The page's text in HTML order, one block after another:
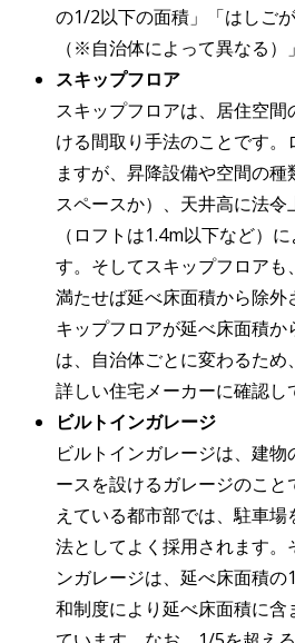
の1/2以下の面積」「はしご
（※自治体によって異なる）
スキップフロア
スキップフロアは、居住空間
ける間取り手法のことです。
ますが、昇降設備や空間の
スペースか）、天井高に法令
（ロフトは1.4m以下など）
す。そしてスキップフロアも
満たせば延べ床面積から除外
キップフロアが延べ床面積か
は、自治体ごとに変わるため
詳しい住宅メーカーに確認し
ビルトインガレージ
ビルトインガレージは、建
ースを設けるガレージのこと
えている都市部では、駐車
法としてよく採用されます。
ンガレージは、延べ床面積
和制度により延べ床面積に含